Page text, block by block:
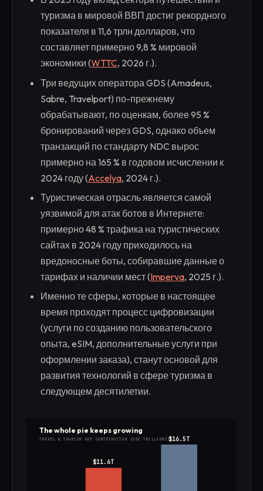
туризма в мировой ВВП достиг рекордного
показателя в 11,6 трлн долларов, что
составляет примерно 9,8 % мировой
экономики (WTTC, 2026 г.).
Три ведущих оператора GDS (Amadeus,
Sabre, Travelport) по-прежнему
обрабатывают, по оценкам, более 95 %
бронирований через GDS, однако объем
транзакций по стандарту NDC вырос
примерно на 165 % в годовом исчислении к
2024 году (Accelya, 2024 г.).
Туристическая отрасль является самой
уязвимой для атак ботов в Интернете:
примерно 48 % трафика на туристических
сайтах в 2024 году приходилось на
вредоносные боты, собиравшие данные о
тарифах и наличии мест (Imperva, 2025 г.).
Именно те сферы, которые в настоящее
время проходят процесс цифровизации
(услуги по созданию пользовательского
опыта, eSIM, дополнительные услуги при
оформлении заказа), станут основой для
развития технологий в сфере туризма в
следующем десятилетии.
The whole pie keeps growing
TRAVEL & TOURISM GDP CONTRIBUTION (USD TRILLIONS)
$11.6T
$16.5T